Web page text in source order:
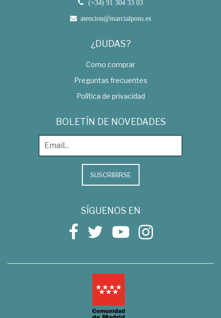
(+34) 91 304 33 03
atencion@marcialpons.es
¿DUDAS?
Como comprar
Preguntas frecuentes
Política de privacidad
BOLETÍN DE NOVEDADES
SUSCRIBIRSE
SÍGUENOS EN